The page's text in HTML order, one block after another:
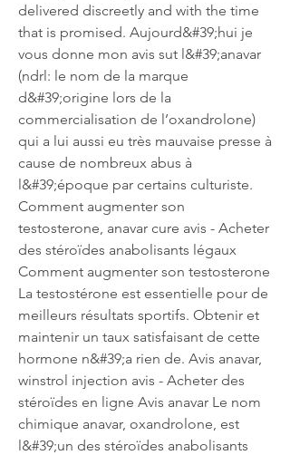
delivered discreetly and with the time
that is promised. Aujourd&#39;hui je
vous donne mon avis sut l&#39;anavar
(ndrl: le nom de la marque
d&#39;origine lors de la
commercialisation de l’oxandrolone)
qui a lui aussi eu très mauvaise presse à
cause de nombreux abus à
l&#39;époque par certains culturiste.
Comment augmenter son
testosterone, anavar cure avis - Acheter
des stéroïdes anabolisants légaux
Comment augmenter son testosterone
La testostérone est essentielle pour de
meilleurs résultats sportifs. Obtenir et
maintenir un taux satisfaisant de cette
hormone n&#39;a rien de. Avis anavar,
winstrol injection avis - Acheter des
stéroïdes en ligne Avis anavar Le nom
chimique anavar, oxandrolone, est
l&#39;un des stéroïdes anabolisants